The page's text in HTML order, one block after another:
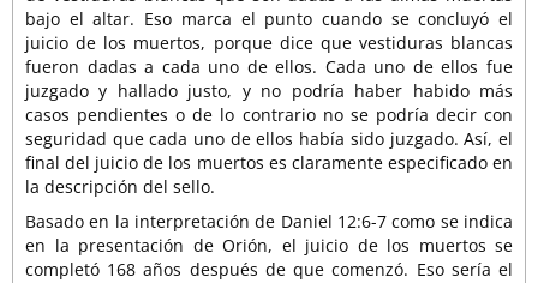
bajo el altar. Eso marca el punto cuando se concluyó el
juicio de los muertos, porque dice que vestiduras blancas
fueron dadas a cada uno de ellos. Cada uno de ellos fue
juzgado y hallado justo, y no podría haber habido más
casos pendientes o de lo contrario no se podría decir con
seguridad que cada uno de ellos había sido juzgado. Así, el
final del juicio de los muertos es claramente especificado en
la descripción del sello.
Basado en la interpretación de Daniel 12:6-7 como se indica
en la presentación de Orión, el juicio de los muertos se
completó 168 años después de que comenzó. Eso sería el